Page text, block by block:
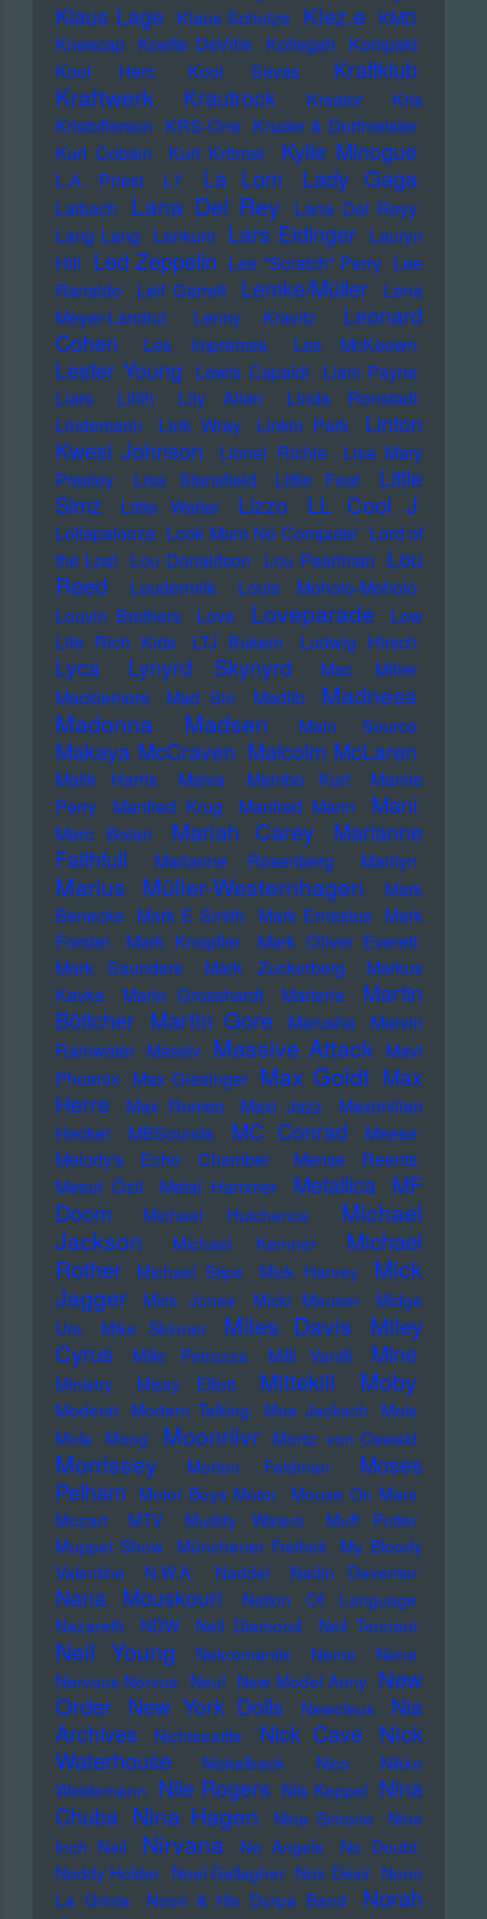
Klaus Lage Klaus Schulze Klez.e KMD
Kneecap Koefte DeVille Kollegah Kompakt
Kool Herc
Kool Savas Kraftklub
Kraftwerk Krautrock Kreator
Kris
Kristofferson KRS-One Kruder & Dorfmeister
Kurt Cobain
Kurt Krömer Kylie Minogue
L.A. Priest L7 La Lom Lady Gaga
Laibach Lana Del Rey
Lana Del Reyy
Lang Lang Lankum Lars Eidinger Lauryn
Hill Led Zeppelin Lee "Scratch" Perry Lee
Ranaldo
Leif Garrett Lemke/Müller
Lena
Meyer-Landrut
Lenny Kravitz
Leonard
Cohen
Les Impremes Les McKeown
Lester Young Lewis Capaldi Liam Payne
Liars
Lilith Lily Allen
Linda Ronstadt
Lindemann
Link Wray Linkin Park
Linton
Kwesi Johnson
Lionel Richie
Lisa Mary
Presley
Lisa Stansfield Little Feat
Little
Simz
Little Walter Lizzo LL Cool J
Lollapalooza Look Mum No Computer Lord of
the Lost Lou Donaldson Lou Pearlman Lou
Reed
Loudermilk
Louis Moholo-Moholo
Louvin Brothers
Love Loveparade
Low
Life Rich Kids
LTJ Bukem Ludwig Hirsch
Lyca Lynyrd Skynyrd
Mac Miller
Macklemore
Mad Sin Madlib
Madness
Madonna
Madsen Main Source
Makaya McCraven Malcolm McLaren
Malik Harris Malva Mambo Kurt
Mamie
Perry
Manfred Krug Manfred Mann Mani
Marc Bolan Mariah Carey
Marianne
Faithfull
Marianne Rosenberg Marilyn
Marius Müller-Westernhagen
Mark
Benecke Mark E Smith Mark Ernestus Mark
Forster
Mark Knopfler
Mark Oliver Everett
Mark Saunders
Mark Zuckerberg
Markus
Kavka
Marlo Grosshardt Marteria
Martin
Böttcher Martin Gore Marusha
Marvin
Rainwater Massiv Massive Attack Mavi
Phoenix Max Giesinger Max Goldt Max
Herre
Max Romeo Maxi Jazz
Maximilian
Hecker
MBSounds MC Conrad
Meese
Melody's Echo Chamber
Mense Reents
Mesut Özil
Metal Hammer Metallica MF
Doom
Michael Hutchence
Michael
Jackson
Michael Kemner
Michael
Rother
Michael Stipe Mick Harvey
Mick
Jagger
Mick Jones Micki Meuser
Midge
Ure
Mike Skinner Miles Davis
Miley
Cyrus
Mille Petrozza Milli Vanilli Mine
Ministry Missy Elliott Mittekill Moby
Moderat Modern Talking Moe Jacksch
Mois
Mola
Moog Moonriivr Moritz von Oswald
Morrissey Morton Feldman
Moses
Pelham
Motor Boys Motor
Mouse On Mars
Mozart
MTV Muddy Waters
Muff Potter
Muppet Show
Münchener Freiheit
My Bloody
Valentine
N.W.A. Naddel Nadin Deventer
Nana Mouskouri
Nation Of Language
Nazareth
NDW Neil Diamond Neil Tennant
Neil Young Nekromantix Nemo
Nena
Nervous Norvus Neu! New Model Army New
Order New York Dolls Newcleus
Nia
Archives
Nichtseattle Nick Cave
Nick
Waterhouse
Nickelback Nico
Nikko
Weidemann Nile Rogers Nils Keppel Nina
Chuba Nina Hagen Nina Simone
Nine
Inch Nail
Nirvana No Angels
No Doubt
Noddy Holder Noel Gallagher Noir Désir Nono
La Grinta
Noori & His Dorpa Band
Norah